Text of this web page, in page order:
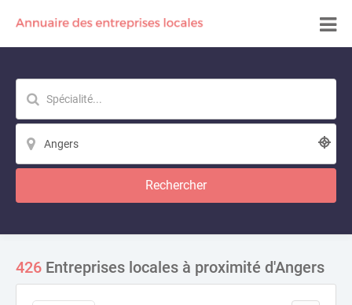
Rechercher
426 Entreprises locales à proximité d'Angers